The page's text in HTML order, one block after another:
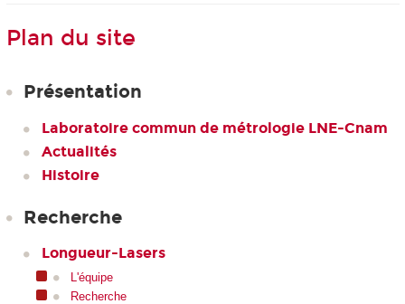
Plan du site
Présentation
Laboratoire commun de métrologie LNE-Cnam
Actualités
Histoire
Recherche
Longueur-Lasers
L'équipe
Recherche